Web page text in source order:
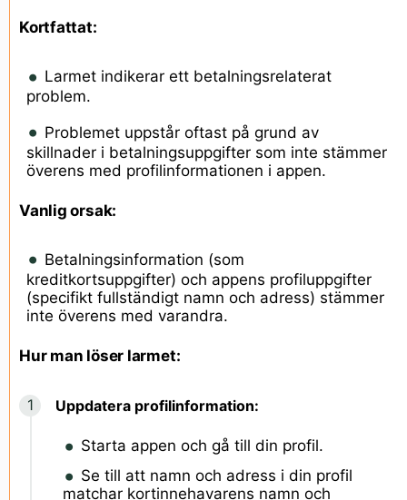
Kortfattat:
Larmet indikerar ett betalningsrelaterat
problem.
Problemet uppstår oftast på grund av
skillnader i betalningsuppgifter som inte stämmer
överens med profilinformationen i appen.
Vanlig orsak:
Betalningsinformation (som
kreditkortsuppgifter) och appens profiluppgifter
(specifikt fullständigt namn och adress) stämmer
inte överens med varandra.
Hur man löser larmet:
Uppdatera profilinformation:
Starta appen och gå till din profil.
Se till att namn och adress i din profil
matchar kortinnehavarens namn och